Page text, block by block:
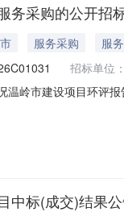
务采购的公开招
服务采购
服务
招标单位
温岭市建设项目环评
400000采购需求：
中标(成交)结果